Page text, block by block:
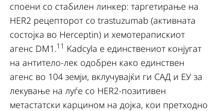
споени со стабилен линкер: таргетирање на
HER2 рецепторот со trastuzumab (активната
состојка во Herceptin) и хемотерапискиот
агенс DM1.11 Kadcyla е единствениот конјугат
на антитело-лек одобрен како единствен
агенс во 104 земји, вклучувајќи ги САД и ЕУ за
лекување на луѓе со HER2-позитивен
метастатски карцином на дојка, кои претходно